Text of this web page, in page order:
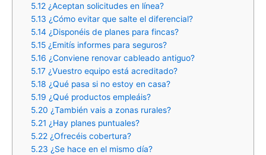
5.12¿Aceptan solicitudes en línea?
5.13 ¿Cómo evitar que salte el diferencial?
5.14 ¿Disponéis de planes para fincas?
5.15¿Emitís informes para seguros?
5.16 ¿Conviene renovar cableado antiguo?
5.17¿Vuestro equipo está acreditado?
5.18 ¿Qué pasa si no estoy en casa?
5.19 ¿Qué productos empleáis?
5.20 ¿También vais a zonas rurales?
5.21 ¿Hay planes puntuales?
5.22¿Ofrecéis cobertura?
5.23 ¿Se hace en el mismo día?